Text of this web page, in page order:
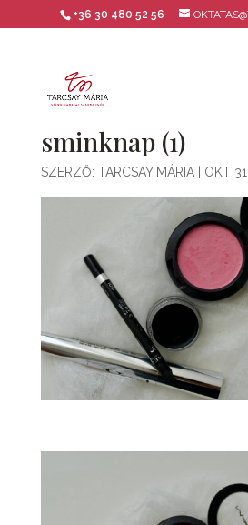
+36 30 480 52 56
sminknap (1)
SZERZŐ: TARCSAY MÁRIA| OKT